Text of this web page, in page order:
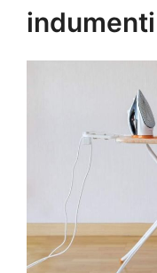
indumenti